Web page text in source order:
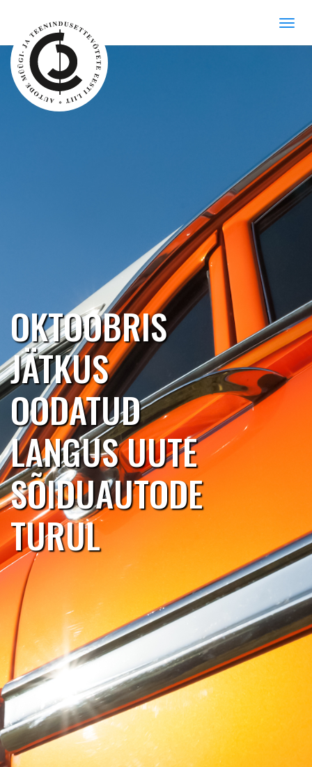
OKTOOBRIS
JÄTKUS
OODATUD
LANGUS UUTE
SÕIDUAUTODE
TURUL